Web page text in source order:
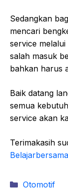
Sedangkan
mencari
service
salah masuk
bahkan harus
Baik datang
semua
service akan
Terimakasih
Kategori
Otomotif